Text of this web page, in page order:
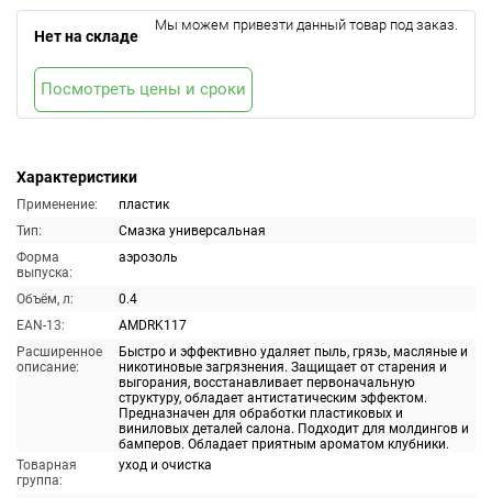
Характеристики
Применение:
пластик
Тип:
Смазка универсальная
Форма
выпуска:
аэрозоль
Объём, л:
0.4
EAN-13:
AMDRK117
Расширенное
описание:
Быстро и эффективно удаляет пыль, грязь, масляные и
никотиновые загрязнения. Защищает от старения и
выгорания, восстанавливает первоначальную
структуру, обладает антистатическим эффектом.
Предназначен для обработки пластиковых и
виниловых деталей салона. Подходит для молдингов и
бамперов. Обладает приятным ароматом клубники.
Товарная
группа:
уход и очистка
Нет на складе
Мы можем привезти данный товар под заказ.
Посмотреть цены и сроки